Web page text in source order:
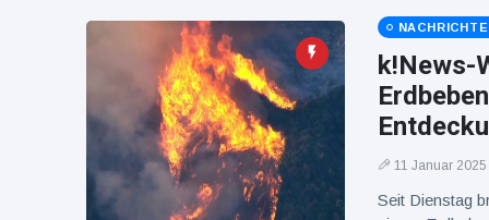
und Hitze
in New
York
k!News-
11 Januar 2025
Seit Dienstag